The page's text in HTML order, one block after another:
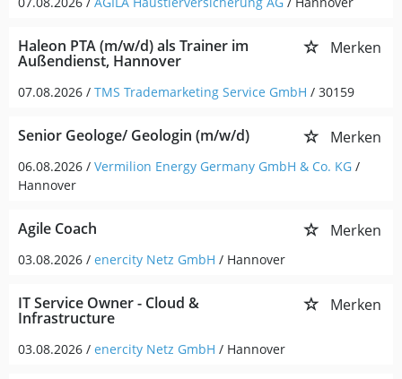
Haleon PTA (m/w/d) als Trainer im
Außendienst, Hannover
Merken
07.08.2026 / TMS Trademarketing Service GmbH / 30159
Senior Geologe/ Geologin (m/w/d) Merken
06.08.2026 / Vermilion Energy Germany GmbH & Co. KG /
Hannover
Agile Coach Merken
03.08.2026 / enercity Netz GmbH / Hannover
IT Service Owner - Cloud &
Infrastructure
Merken
03.08.2026 / enercity Netz GmbH / Hannover